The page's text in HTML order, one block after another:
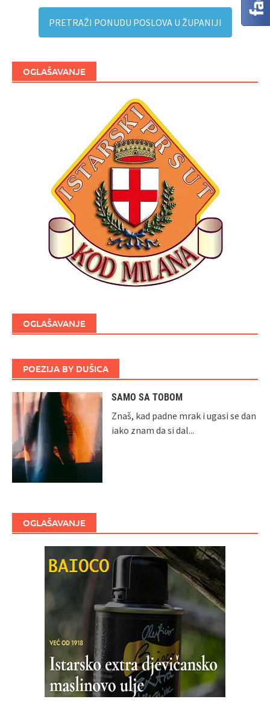
PRETRAŽI PONUDU POSLOVA U ŽUPANIJI
OGLAŠAVANJE
OGLAŠAVANJE
POEZIJA BY DUŠICA
SAMO SA TOBOM
Znaš, kad padne mrak i ugasi se dan
iako znam da si dal...
OGLAŠAVANJE